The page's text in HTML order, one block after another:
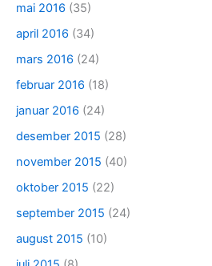
mai 2016 (35)
april 2016 (34)
mars 2016 (24)
februar 2016 (18)
januar 2016 (24)
desember 2015 (28)
november 2015 (40)
oktober 2015 (22)
september 2015 (24)
august 2015 (10)